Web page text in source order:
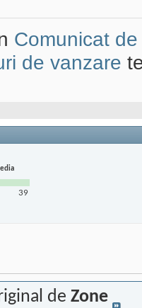
Comunicat
de vanzare
39
de Zone